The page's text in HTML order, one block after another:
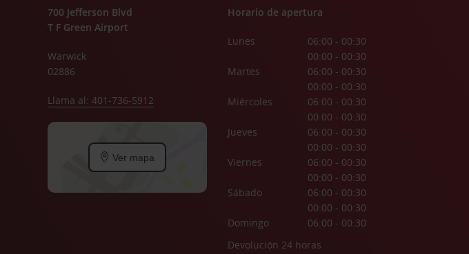
700 Jefferson Blvd
T F Green Airport
Warwick
02886
Llama al: 401-736-5912
Ver mapa
Horario de apertura
Lunes
06:00 - 00:30
00:00 - 00:30
Martes
06:00 - 00:30
00:00 - 00:30
Miércoles
06:00 - 00:30
00:00 - 00:30
Jueves
06:00 - 00:30
00:00 - 00:30
Viernes
06:00 - 00:30
00:00 - 00:30
Sábado
06:00 - 00:30
00:00 - 00:30
Domingo
06:00 - 00:30
Devolución 24 horas